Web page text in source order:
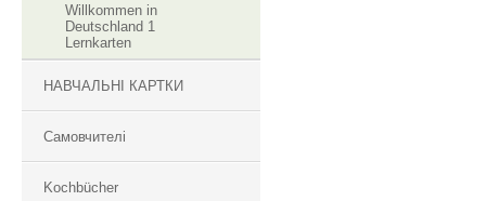
Willkommen in
Deutschland 1
Lernkarten
НАВЧАЛЬНІ КАРТКИ
Самовчителі
Kochbücher